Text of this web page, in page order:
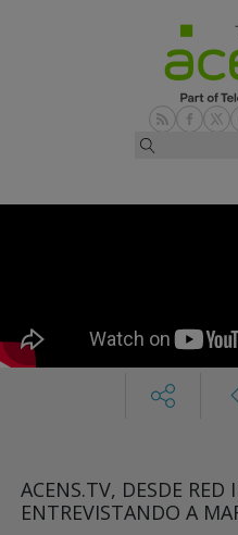
ACENS.TV, DESDE RED
ENTREVISTANDO A